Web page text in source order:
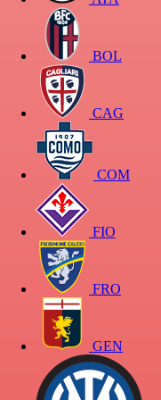
BOL
CAG
COM
FIO
FRO
GEN